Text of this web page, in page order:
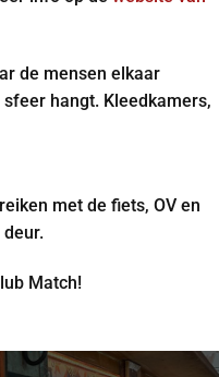
de mensen elkaar
hangt. Kleedkamers,
met de fiets, OV en
Match!